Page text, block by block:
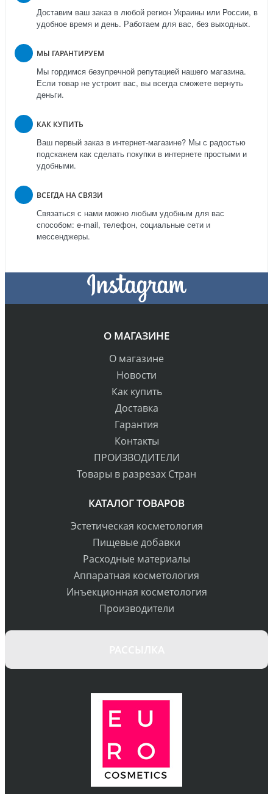
Доставим ваш заказ в любой регион Украины или России, в
удобное время и день. Работаем для вас, без выходных.
МЫ ГАРАНТИРУЕМ
Мы гордимся безупречной репутацией нашего магазина.
Если товар не устроит вас, вы всегда сможете вернуть
деньги.
КАК КУПИТЬ
Ваш первый заказ в интернет-магазине? Мы с радостью
подскажем как сделать покупки в интернете простыми и
удобными.
ВСЕГДА НА СВЯЗИ
Связаться с нами можно любым удобным для вас
способом: e-mail, телефон, социальные сети и
мессенджеры.
О МАГАЗИНЕ
О магазине
Новости
Как купить
Доставка
Гарантия
Контакты
ПРОИЗВОДИТЕЛИ
Товары в разрезах Стран
КАТАЛОГ ТОВАРОВ
Эстетическая косметология
Пищевые добавки
Расходные материалы
Аппаратная косметология
Инъекционная косметология
Производители